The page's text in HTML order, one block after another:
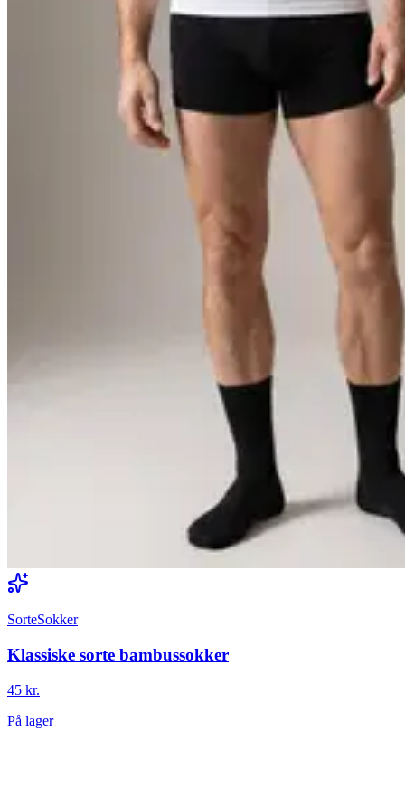
SorteSokker
Klassiske sorte bambussokker
45 kr.
På lager